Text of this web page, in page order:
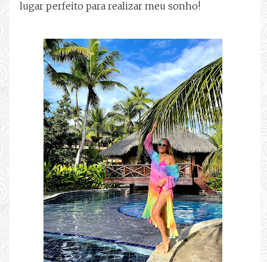
lugar perfeito para realizar meu sonho!